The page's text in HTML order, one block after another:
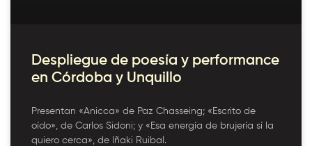
Despliegue de poesía y performance
en Córdoba y Unquillo
Presentan «Anicca» de Paz Chasseing; «Escrito de
oído», de Carlos Sidoni; y «Esa energía de brujería sí la
quiero cerca», de Iñaki Ruibal.